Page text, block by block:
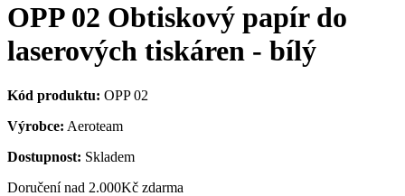
OPP 02 Obtiskový papír do
laserových tiskáren - bílý
Kód produktu: OPP 02
Výrobce: Aeroteam
Dostupnost: Skladem
Doručení nad 2.000Kč zdarma